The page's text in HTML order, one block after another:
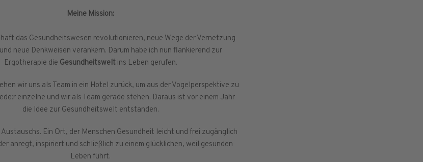
Meine Mission:
das Gesundheitswesen revolutionieren, neue Wege der Vernetzung
neue Denkweisen verankern. Darum habe ich nun flankierend zur
Ergotherapie die Gesundheitsweltins Leben gerufen.
wir uns als Team in ein Hotel zurück, um aus der Vogelperspektive zu
einzelne und wir als Team gerade stehen. Daraus ist vor einem Jahr
die Idee zur Gesundheitswelt entstanden.
Austauschs. Ein Ort, der Menschen Gesundheit leicht und frei zugänglich
anregt, inspiriert und schließlich zu einem glücklichen, weil gesunden
Leben führt.